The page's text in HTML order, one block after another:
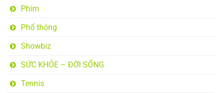
Phim
Phổ thông
Showbiz
SỨC KHỎE – ĐỜI SỐNG
Tennis